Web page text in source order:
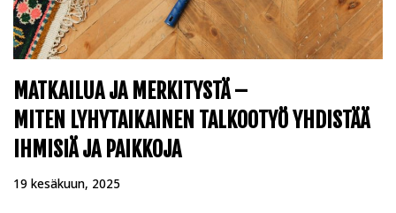
MATKAILUA JA MERKITYSTÄ –
MITEN LYHYTAIKAINEN TALKOOTYÖ YHDISTÄÄ
IHMISIÄ JA PAIKKOJA
19 kesäkuun, 2025